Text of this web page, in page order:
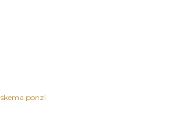
skema ponzi